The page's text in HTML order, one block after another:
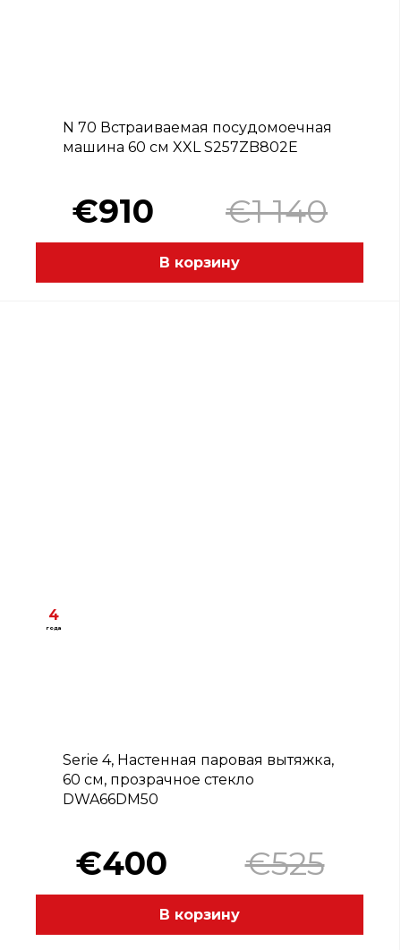
N 70 Встраиваемая посудомоечная
машина 60 см XXL S257ZB802E
€910 €1 140
В корзину
4
года
Serie 4, Настенная паровая вытяжка,
60 см, прозрачное стекло
DWA66DM50
€400 €525
В корзину